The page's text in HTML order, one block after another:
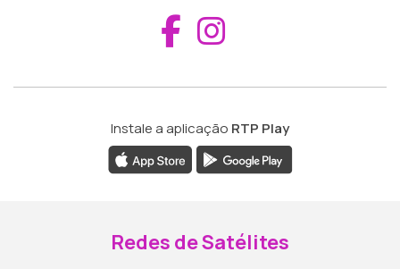
Aceder ao
Instale a aplicação RTP Play
Redes de Satélites